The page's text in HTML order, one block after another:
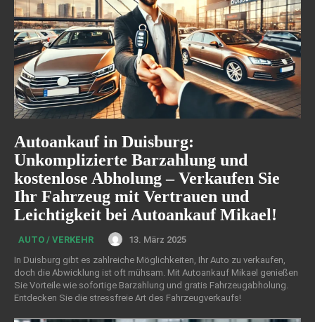
Autoankauf in Duisburg:
Unkomplizierte Barzahlung und
kostenlose Abholung – Verkaufen Sie
Ihr Fahrzeug mit Vertrauen und
Leichtigkeit bei Autoankauf Mikael!
AUTO / VERKEHR
13. März 2025
In Duisburg gibt es zahlreiche Möglichkeiten, Ihr Auto zu verkaufen,
doch die Abwicklung ist oft mühsam. Mit Autoankauf Mikael genießen
Sie Vorteile wie sofortige Barzahlung und gratis Fahrzeugabholung.
Entdecken Sie die stressfreie Art des Fahrzeugverkaufs!